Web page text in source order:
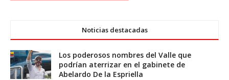
Noticias destacadas
Los poderosos nombres del Valle que
podrían aterrizar en el gabinete de
Abelardo De la Espriella